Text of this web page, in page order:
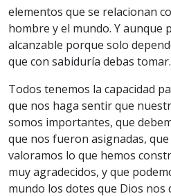
elementos que se relacionan
hombre y el mundo. Y aunque
alcanzable porque solo
que con sabiduría debas tomar.
Todos tenemos la capacidad
que nos haga sentir que
somos importantes, que
que nos fueron asignadas, que
valoramos lo que hemos
muy agradecidos, y que
mundo los dotes que Dios nos